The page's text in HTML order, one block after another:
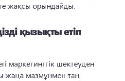
жақсы орындайды.
қызықты етіп
маркетингтік шектеуден
жаңа мазмұнмен таң